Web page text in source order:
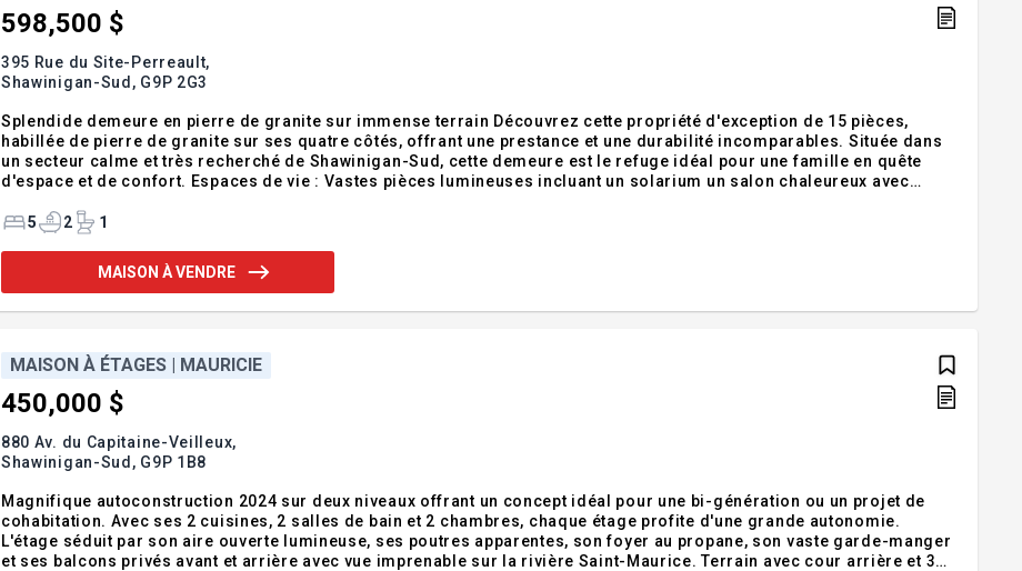
598,500 $
395 Rue du Site-Perreault,
Shawinigan-Sud, G9P 2G3
Splendide demeure en pierre de granite sur immense terrain Découvrez cette propriété d'exception de 15 pièces,
habillée de pierre de granite sur ses quatre côtés, offrant une prestance et une durabilité incomparables. Située dans
un secteur calme et très recherché de Shawinigan-Sud, cette demeure est le refuge idéal pour une famille en quête
d'espace et de confort. Espaces de vie : Vastes pièces lumineuses incluant un solarium un salon chaleureux avec
complètes et une salle d'eau,
5 2 1
MAISON À VENDRE
MAISON À ÉTAGES | MAURICIE
450,000 $
880 Av. du Capitaine-Veilleux,
Shawinigan-Sud, G9P 1B8
Magnifique autoconstruction 2024 sur deux niveaux offrant un concept idéal pour une bi-génération ou un projet de
cohabitation. Avec ses 2 cuisines, 2 salles de bain et 2 chambres, chaque étage profite d'une grande autonomie.
L'étage séduit par son aire ouverte lumineuse, ses poutres apparentes, son foyer au propane, son vaste garde-manger
et ses balcons privés avant et arrière avec vue imprenable sur la rivière Saint-Maurice. Terrain avec cour arrière et 3